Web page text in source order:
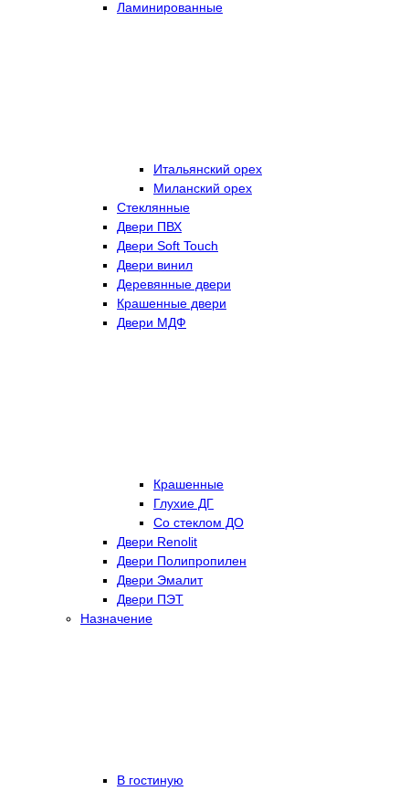
Ламинированные
Итальянский орех
Миланский орех
Стеклянные
Двери ПВХ
Двери Soft Touch
Двери винил
Деревянные двери
Крашенные двери
Двери МДФ
Крашенные
Глухие ДГ
Со стеклом ДО
Двери Renolit
Двери Полипропилен
Двери Эмалит
Двери ПЭТ
Назначение
В гостиную